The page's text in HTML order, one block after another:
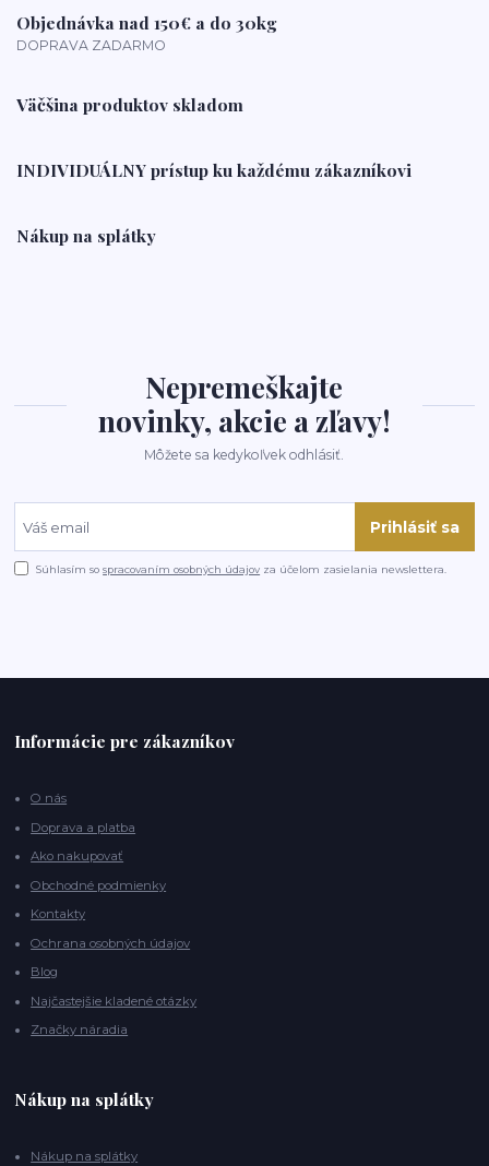
Objednávka nad 150€ a do 30kg
DOPRAVA ZADARMO
Väčšina produktov skladom
INDIVIDUÁLNY prístup ku každému zákazníkovi
Nákup na splátky
Nepremeškajte
novinky, akcie a zľavy!
Môžete sa kedykoľvek odhlásiť.
Prihlásiť sa
Súhlasím sospracovaním osobných údajov za účelom zasielania newslettera.
Informácie pre zákazníkov
O nás
Doprava a platba
Ako nakupovať
Obchodné podmienky
Kontakty
Ochrana osobných údajov
Blog
Najčastejšie kladené otázky
Značky náradia
Nákup na splátky
Nákup na splátky